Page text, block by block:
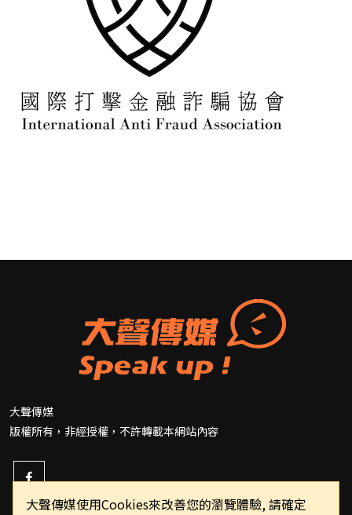
大聲傳媒使用Cookies來改善您的瀏覽體驗, 請確定
大聲傳媒
版權所有，非經授權，不許轉載本網站內容